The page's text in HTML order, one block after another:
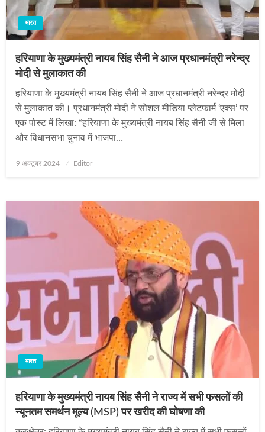
भारत
हरियाणा के मुख्यमंत्री नायब सिंह सैनी ने आज प्रधानमंत्री नरेन्द्र
मोदी से मुलाकात की
हरियाणा के मुख्यमंत्री नायब सिंह सैनी ने आज प्रधानमंत्री नरेन्द्र मोदी
से मुलाकात की। प्रधानमंत्री मोदी ने सोशल मीडिया प्‍लेटफार्म ‘एक्स’ पर
एक पोस्ट में लिखा: “हरियाणा के मुख्यमंत्री नायब सिंह सैनी जी से मिला
और विधानसभा चुनाव में भाजपा…
Posted
9 अक्टूबर 2024 Editor
भारत
हरियाणा के मुख्यमंत्री नायब सिंह सैनी ने राज्य में सभी फसलों की
न्यूनतम समर्थन मूल्य (MSP) पर खरीद की घोषणा की